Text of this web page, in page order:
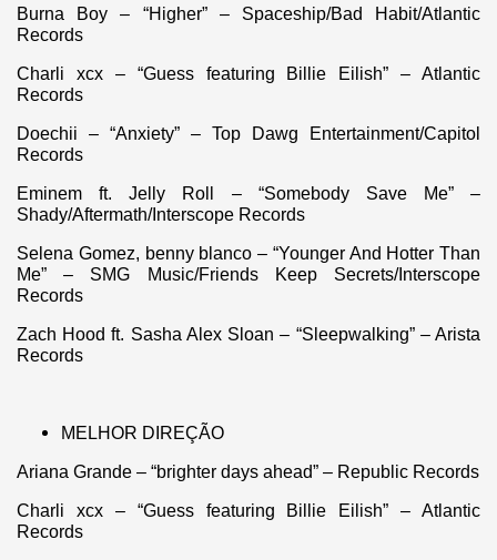
Burna Boy – “Higher” – Spaceship/Bad Habit/Atlantic
Records
Charli xcx – “Guess featuring Billie Eilish” – Atlantic
Records
Doechii – “Anxiety” – Top Dawg Entertainment/Capitol
Records
Eminem ft. Jelly Roll – “Somebody Save Me” –
Shady/Aftermath/Interscope Records
Selena Gomez, benny blanco – “Younger And Hotter Than
Me” – SMG Music/Friends Keep Secrets/Interscope
Records
Zach Hood ft. Sasha Alex Sloan – “Sleepwalking” – Arista
Records
MELHOR DIREÇÃO
Ariana Grande – “brighter days ahead” – Republic Records
Charli xcx – “Guess featuring Billie Eilish” – Atlantic
Records